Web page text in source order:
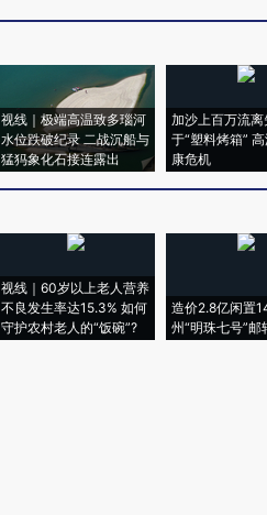
视线｜极端高温致多瑙河
水位跌破纪录 二战沉船与
猛犸象化石接连露出
加沙上百万流离
于“塑料烤箱”
康危机
视线｜60岁以上老人营养
不良发生率达15.3% 如何
守护农村老人的“饭碗”?
造价2.8亿闲置
州“明珠七号”邮